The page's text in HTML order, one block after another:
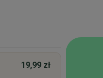
19,99 zł